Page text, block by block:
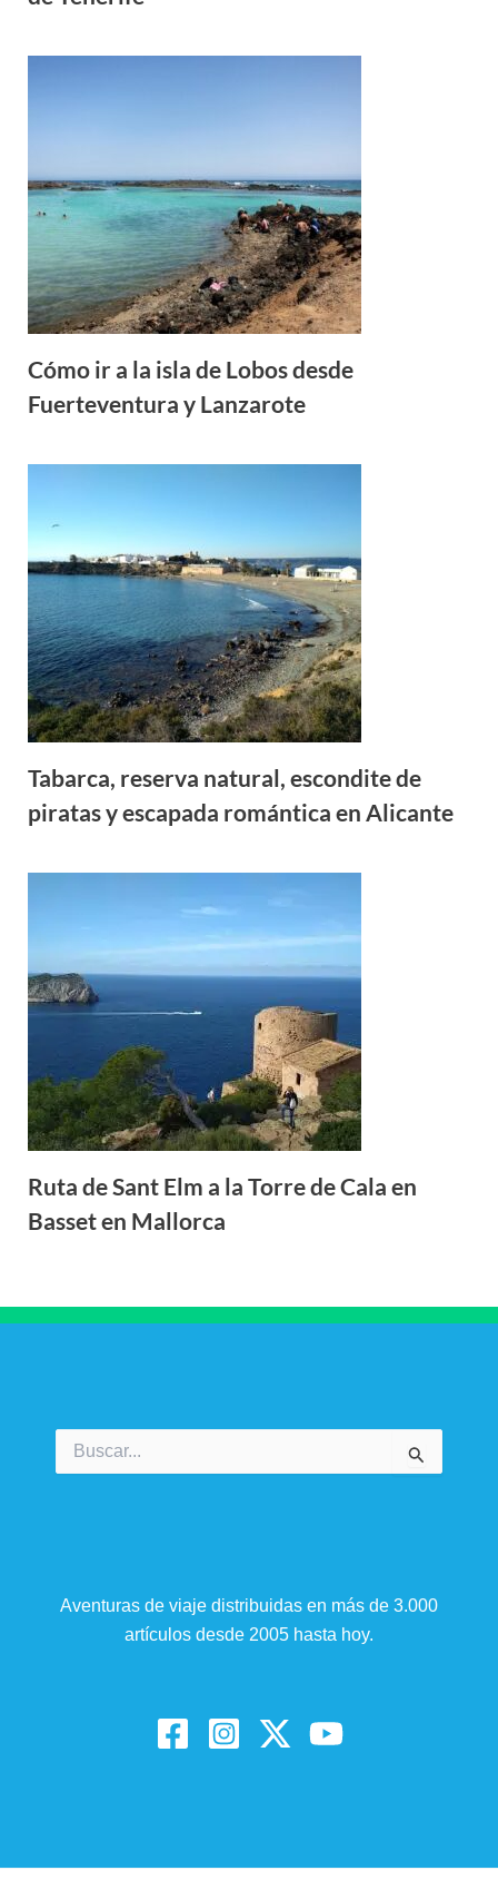
Cómo ir a la isla de Lobos desde
Fuerteventura y Lanzarote
Tabarca, reserva natural, escondite de
piratas y escapada romántica en Alicante
Ruta de Sant Elm a la Torre de Cala en
Basset en Mallorca
Buscar
por:
Aventuras de viaje distribuidas en más de 3.000
artículos desde 2005 hasta hoy.